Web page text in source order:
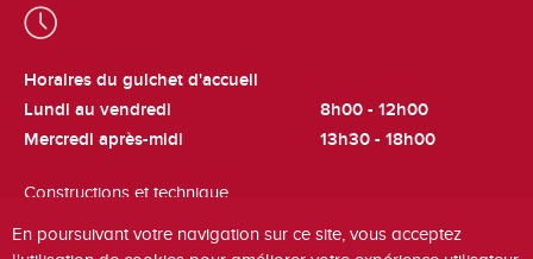
Horaires du guichet d'accueil
Lundi au vendredi
8h00 - 12h00
Mercredi après-midi
13h30 - 18h00
Constructions et technique
En poursuivant votre navigation sur ce site, vous acceptez